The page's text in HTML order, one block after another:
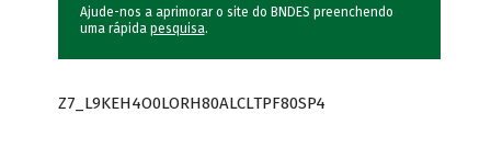
Ajude-nos a aprimorar o site do BNDES preenchendo
uma rápida pesquisa.
Z7_L9KEH4O0LORH80ALCLTPF80SP4